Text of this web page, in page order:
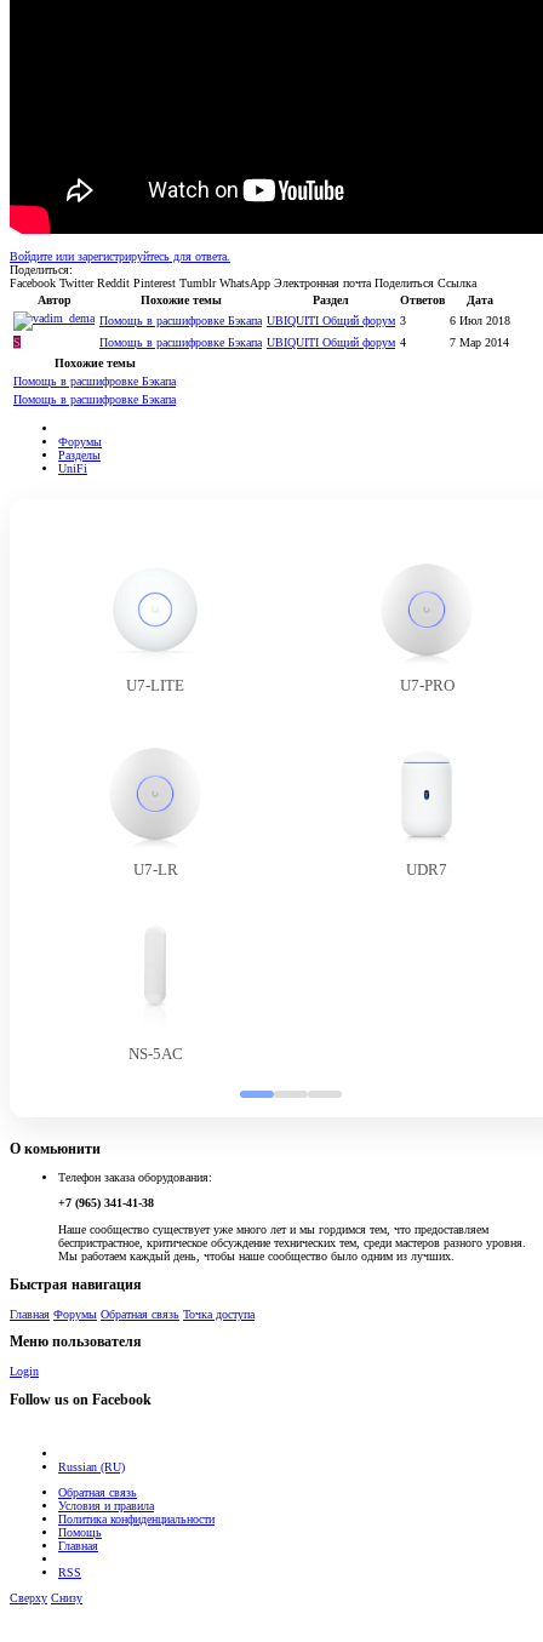
Войдите или зарегистрируйтесь для ответа.
Поделиться:
Facebook Twitter Reddit Pinterest Tumblr WhatsApp Электронная почта Поделиться Ссылка
Автор
Похожие темы Раздел Ответов
Дата
Помощь в расшифровке Бэкапа UBIQUITI Общий форум 3
6 Июл 2018
S
Помощь в расшифровке Бэкапа UBIQUITI Общий форум 4
7 Мар 2014
Похожие темы
Помощь в расшифровке Бэкапа
Помощь в расшифровке Бэкапа
Форумы
Разделы
UniFi
U7-LITE U7-PRO
U7-LR UDR7
NS-5AC
О комьюнити
Телефон заказа оборудования:
+7 (965) 341-41-38
Наше сообщество существует уже много лет и мы гордимся тем, что предоставляем
беспристрастное, критическое обсуждение технических тем, среди мастеров разного уровня.
Мы работаем каждый день, чтобы наше сообщество было одним из лучших.
Быстрая навигация
Главная Форумы Обратная связь Точка доступа
Меню пользователя
Login
Follow us on Facebook
Russian (RU)
Обратная связь
Условия и правила
Политика конфиденциальности
Помощь
Главная
RSS
Сверху Снизу